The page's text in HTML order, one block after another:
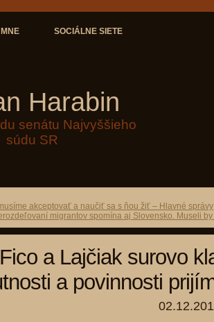
SOCIÁLNE SIETE
Harabin
senátu Najvyššieho
súdu SR
akceptovať a naučiť sa s ňou žiť – Hlavné správy
migrantov spomína aj Slovensko. Museli
a Lajčiak surovo
a povinnosti